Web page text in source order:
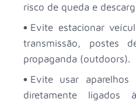
risco de queda e
Evite estacionar
transmissão, postes
propaganda (outdoors).
Evite usar aparelhos
diretamente